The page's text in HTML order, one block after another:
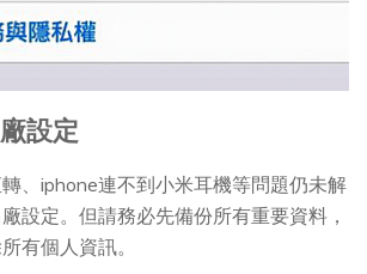
設定
、iphone連不到小米耳機等問題仍未解
設定。但請務必先備份所有重要資料，
有個人資訊。